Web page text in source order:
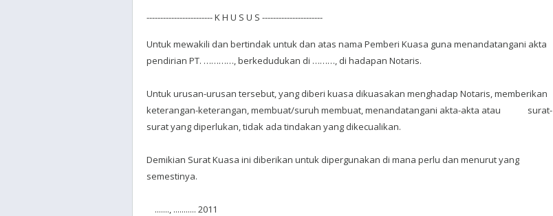
------------------------ K H U S U S ----------------------
Untuk mewakili dan bertindak untuk dan atas nama Pemberi Kuasa guna menandatangani akta
pendirian PT. …………, berkedudukan di ………, di hadapan Notaris.
Untuk urusan-urusan tersebut, yang diberi kuasa dikuasakan menghadap Notaris, memberikan
keterangan-keterangan, membuat/suruh membuat, menandatangani akta-akta atau surat-
surat yang diperlukan, tidak ada tindakan yang dikecualikan.
Demikian Surat Kuasa ini diberikan untuk dipergunakan di mana perlu dan menurut yang
semestinya.
......., ........... 2011